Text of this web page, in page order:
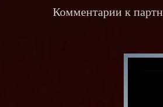
Комментарии к